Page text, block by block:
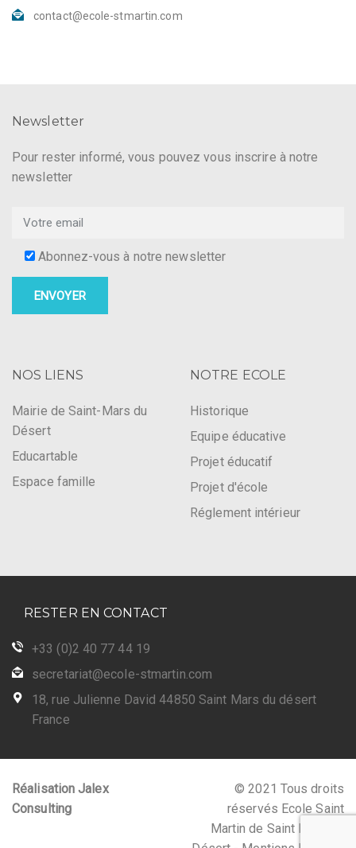
contact@ecole-stmartin.com
Newsletter
Pour rester informé, vous pouvez vous inscrire à notre
newsletter
Abonnez-vous à notre newsletter
NOS LIENS
Mairie de Saint-Mars du
Désert
Educartable
Espace famille
NOTRE ECOLE
Historique
Equipe éducative
Projet éducatif
Projet d'école
Réglement intérieur
RESTER EN CONTACT
+33 (0)2 40 77 44 19
secretariat@ecole-stmartin.com
18, rue Julienne David 44850 Saint Mars du désert
France
Réalisation Jalex
Consulting
© 2021 Tous droits
réservés Ecole Saint
Martin de Saint Mars du